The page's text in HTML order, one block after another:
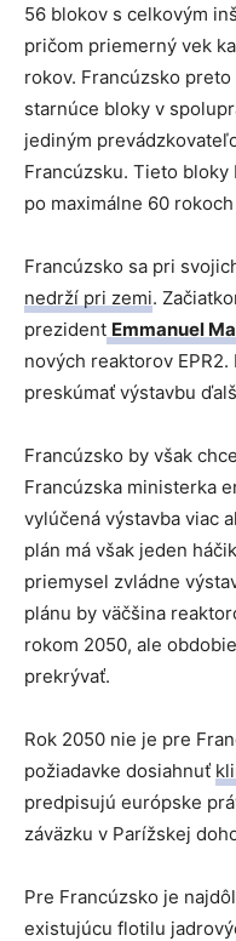
56 blokov s celkovým
pričom priemerný vek
rokov. Francúzsko
starnúce bloky v
jediným
Francúzsku. Tieto
po maximálne 60
Francúzsko sa pri
nedrží pri zemi.
prezident Emmanuel
nových reaktorov
preskúmať výstavbu
Francúzsko by však
Francúzska ministerka
vylúčená výstavba viac
plán má však jeden
priemysel zvládne
plánu by väčšina
rokom 2050, ale
prekrývať.
Rok 2050 nie je pre
požiadavke dosiahnuť
predpisujú európske
záväzku v Parížskej
Pre Francúzsko je
existujúcu flotilu